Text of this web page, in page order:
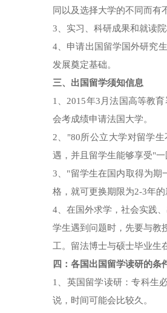
同以及选择大学的不同而有
3、实习、科研成果和就读院
4、申请出国留学国外研究
发展奠定基础。
三、出国留学须知信息
1、2015年3月法国高等教
会考成绩申请法国大学。
2、"80所公立大学对留学
遇，并且留学生能够享受"
3、"留学生在国内取得为期
格，就可更换期限为2-3年
4、在国外求学，社会实践
学生遇到问题时，先要与教
工。留法博士与硕士毕业生
四：各国出国留学读研的条
1、英国留学读研：专科生
说，时间可能会比较久。